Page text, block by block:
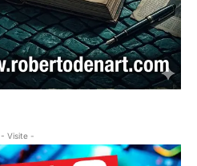
- Visite -